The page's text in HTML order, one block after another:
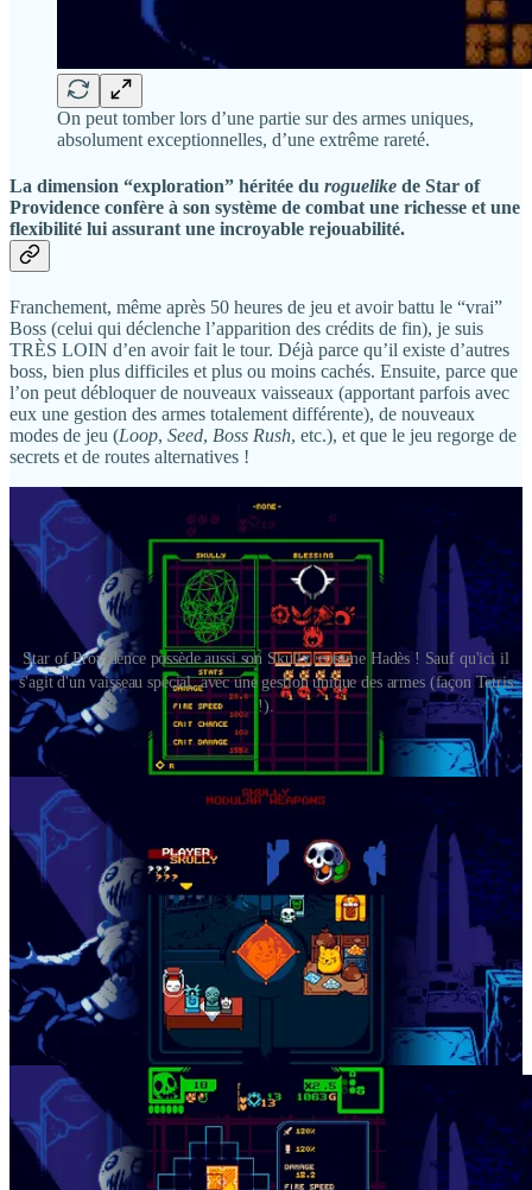
On peut tomber lors d’une partie sur des armes uniques,
absolument exceptionnelles, d’une extrême rareté.
La dimension “exploration” héritée du roguelike de Star of
Providence confère à son système de combat une richesse et une
flexibilité lui assurant une incroyable rejouabilité.
Franchement, même après 50 heures de jeu et avoir battu le “vrai”
Boss (celui qui déclenche l’apparition des crédits de fin), je suis
TRÈS LOIN d’en avoir fait le tour. Déjà parce qu’il existe d’autres
boss, bien plus difficiles et plus ou moins cachés. Ensuite, parce que
l’on peut débloquer de nouveaux vaisseaux (apportant parfois avec
eux une gestion des armes totalement différente), de nouveaux
modes de jeu (Loop, Seed, Boss Rush, etc.), et que le jeu regorge de
secrets et de routes alternatives !
Star of Providence possède aussi son Skully, comme Hadès ! Sauf qu'ici il
s'agit d'un vaisseau spécial, avec une gestion unique des armes (façon Tetris
!).
Star of Providence
n’est pas pour tout le monde. Le jeu est difficile
et bien moins généreux dans son approche duroguelite
qu’un titre
commeHadès . S’il est également possible de décorer son
pièce dans laquelle chaque partie commence) et de débloquer
quelques bonus à même de faciliter nos futures parties (comme le
One-Time Care Package, à acheter dès qu’il apparaît dans la
boutique), on meurt la plupart du temps “sans rien gagner”... Sinon
l’expérience engrangée pour nous permettre d’aller toujours un peu
plus loin !
Mais la richesse de sonlore(même les ennemis commencent à vous
parler dans leHub
!), la densité de ses secrets, sa spectaculaire
jouabilité et le renouvellement constant des capacités de nos petits
vaisseaux sont pour moi de puissants antidotes à la frustration
parfois ressentie.